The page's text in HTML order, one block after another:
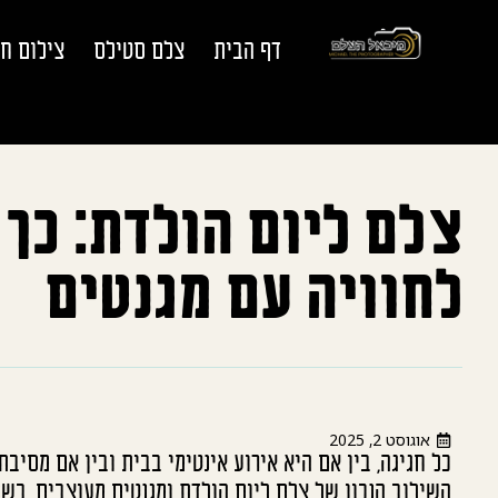
דף הבית צלם סטילס צילום
צלם ליום הולדת:
לחוויה עם מגנטים
אוגוסט 2, 2025
כל חגיגה, בין אם היא אירוע אינטימי בבית ובין אם
השילוב הנכון של צלם ליום הולדת ומגנטים מעוצבים.